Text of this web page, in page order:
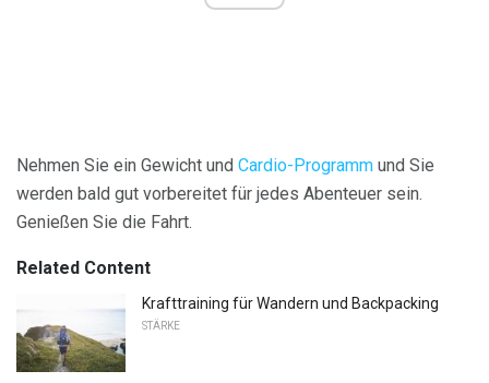
Nehmen Sie ein Gewicht und Cardio-Programm und Sie
werden bald gut vorbereitet für jedes Abenteuer sein.
Genießen Sie die Fahrt.
Related Content
Krafttraining für Wandern und Backpacking
STÄRKE